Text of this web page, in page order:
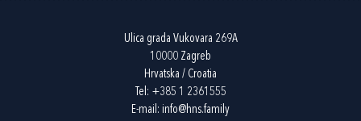
Ulica grada Vukovara 269A
10000 Zagreb
Hrvatska / Croatia
Tel: +385 1 2361555
E-mail: info@hns.family